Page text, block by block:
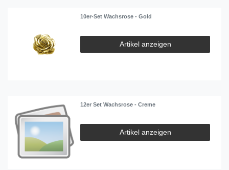
10er-Set Wachsrose - Gold
Artikel anzeigen
12er Set Wachsrose - Creme
Artikel anzeigen